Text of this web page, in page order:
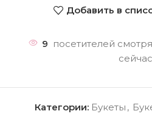
Добавить в
9 посетителей
Категории: Букеты ,